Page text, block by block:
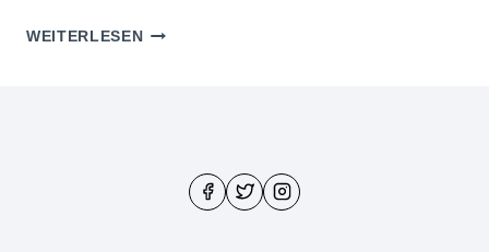
WEITERLESENKLAMMERKARTEN: